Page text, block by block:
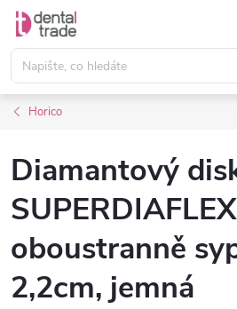
Přejít
obsah
Horico
Diamantový
oboustranně
2,2cm, jemná